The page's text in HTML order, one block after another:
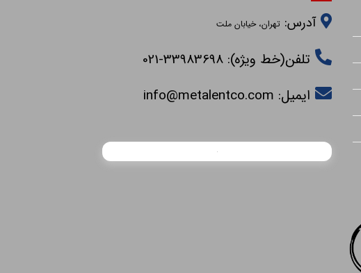
آدرس: تهران، خیابان ملت
تلفن(خط ویژه): 33983698-021
ایمیل: info@metalentco.com